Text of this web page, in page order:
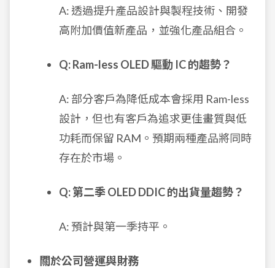
A: 透過提升產品設計與製程技術、開發
高附加價值新產品，並強化產品組合。
Q: Ram-less OLED 驅動 IC 的趨勢？
A: 部分客戶為降低成本會採用 Ram-less
設計，但也有客戶為追求更佳畫質與低
功耗而保留 RAM。預期兩種產品將同時
存在於市場。
Q: 第二季 OLED DDIC 的出貨量趨勢？
A: 預計與第一季持平。
關於公司營運與財務